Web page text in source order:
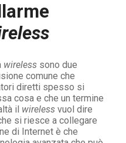
wireless sono due
comune che
diretti spesso si
cosa e che un termine
il wireless vuol dire
si riesce a collegare
di Internet è che